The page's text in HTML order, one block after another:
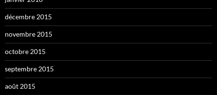
décembre 2015
novembre 2015
octobre 2015
septembre 2015
août 2015